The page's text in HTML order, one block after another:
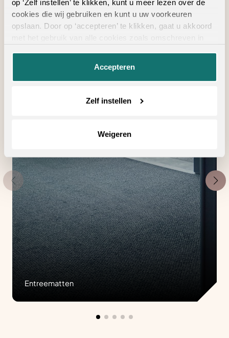
op ‘Zelf instellen’ te klikken, kunt u meer lezen over de
cookies die wij gebruiken en kunt u uw voorkeuren
opslaan. Door op ‘accepteren’ te klikken, gaat u akkoord
Accepteren
Zelf instellen
Weigeren
Geschikte
vloertoebehoren
Entreematten